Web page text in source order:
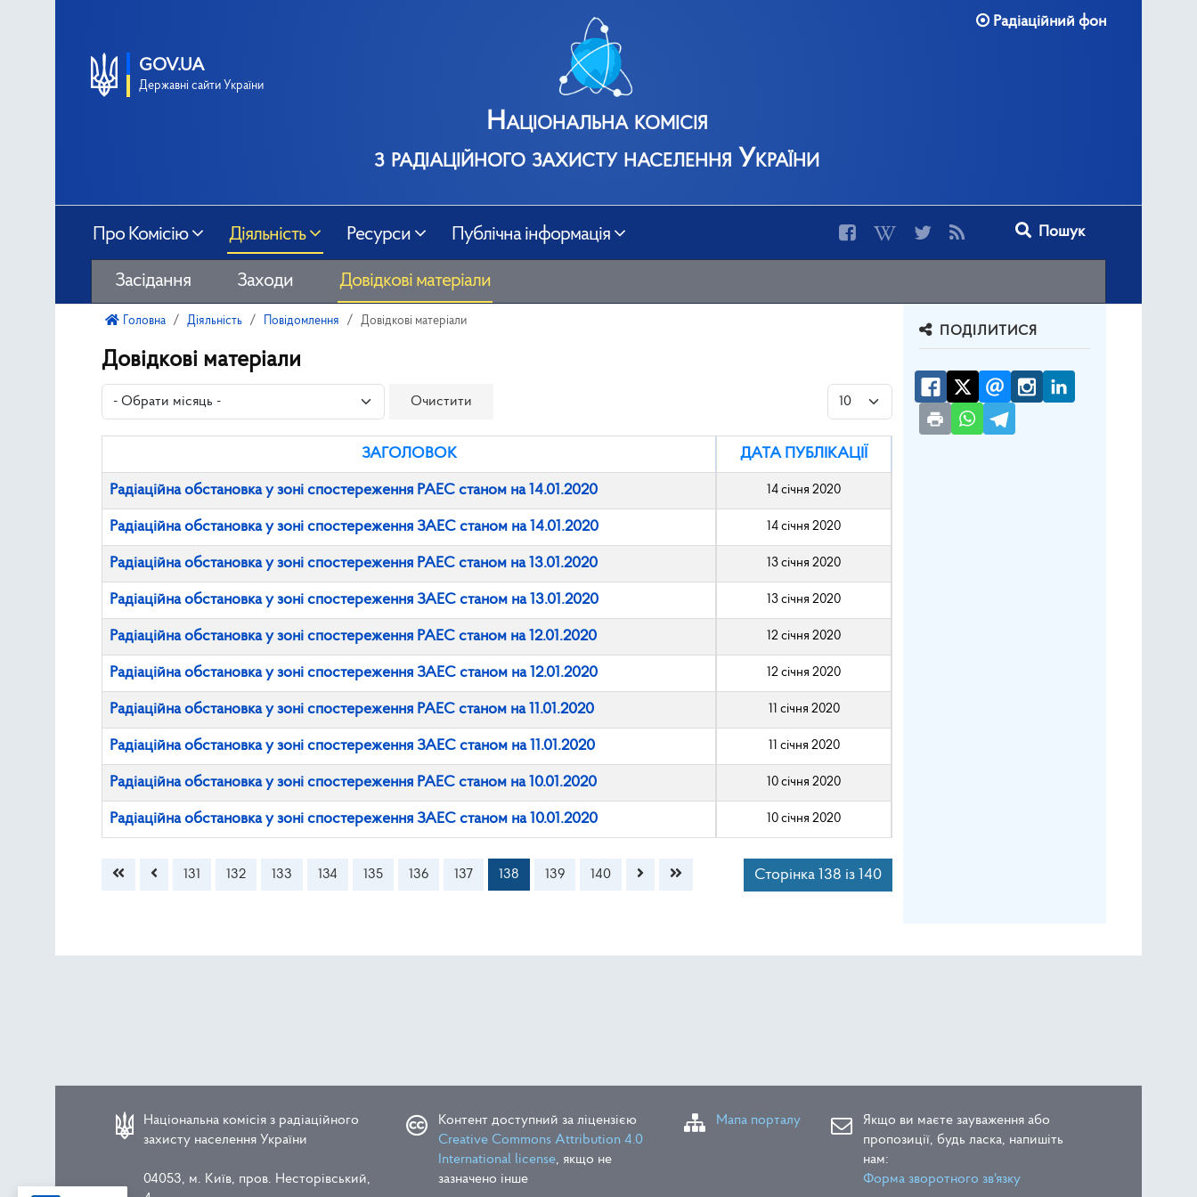
GOV.UA
Державні сайти України
Національна комісія
з радіаційного захисту населення України
Радіаційний фон
Про Комісію Діяльність Ресурси Публічна інформація
Type 2 or more characters for
Пошук
Засідання Заходи Довідкові матеріали
Головна Діяльність Повідомлення Довідкові матеріали
Довідкові матеріали
- Обрати місяць -
Очистити
Показувати
ЗАГОЛОВОК ДАТА ПУБЛІКАЦІЇ
Радіаційна обстановка у зоні спостереження РАЕС станом на 14.01.2020 14 січня 2020
Радіаційна обстановка у зоні спостереження ЗАЕС станом на 14.01.2020 14 січня 2020
Радіаційна обстановка у зоні спостереження РАЕС станом на 13.01.2020 13 січня 2020
Радіаційна обстановка у зоні спостереження ЗАЕС станом на 13.01.2020 13 січня 2020
Радіаційна обстановка у зоні спостереження РАЕС станом на 12.01.2020 12 січня 2020
Радіаційна обстановка у зоні спостереження ЗАЕС станом на 12.01.2020 12 січня 2020
Радіаційна обстановка у зоні спостереження РАЕС станом на 11.01.2020 11 січня 2020
Радіаційна обстановка у зоні спостереження ЗАЕС станом на 11.01.2020 11 січня 2020
Радіаційна обстановка у зоні спостереження РАЕС станом на 10.01.2020 10 січня 2020
Радіаційна обстановка у зоні спостереження ЗАЕС станом на 10.01.2020 10 січня 2020
Сторінка 138 із 140
131 132 133 134 135 136 137 138 139 140
ПОДІЛИТИСЯ
Національна комісія з радіаційного
захисту населення України
04053, м. Київ, пров. Несторівський,
Контент доступний за ліцензією
Creative Commons Attribution 4.0
International license, якщо не
зазначено інше
Мапа порталу
Якщо ви маєте зауваження або
пропозиції, будь ласка, напишіть
нам:
Форма зворотного зв'язку